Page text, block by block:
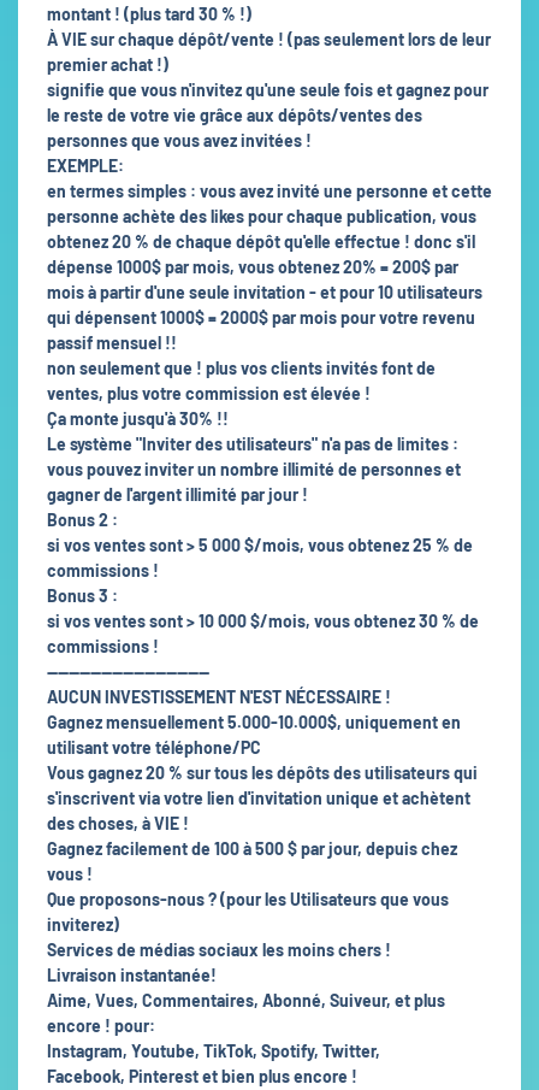
montant ! (plus tard 30 % !)
À VIE sur chaque dépôt/vente ! (pas seulement lors de leur
premier achat !)
signifie que vous n'invitez qu'une seule fois et gagnez pour
le reste de votre vie grâce aux dépôts/ventes des
personnes que vous avez invitées !
EXEMPLE:
en termes simples : vous avez invité une personne et cette
personne achète des likes pour chaque publication, vous
obtenez 20 % de chaque dépôt qu'elle effectue ! donc s'il
dépense 1000$ par mois, vous obtenez 20% = 200$ par
mois à partir d'une seule invitation - et pour 10 utilisateurs
qui dépensent 1000$ = 2000$ par mois pour votre revenu
passif mensuel !!
non seulement que ! plus vos clients invités font de
ventes, plus votre commission est élevée !
Ça monte jusqu'à 30% !!
Le système "Inviter des utilisateurs" n'a pas de limites :
vous pouvez inviter un nombre illimité de personnes et
gagner de l'argent illimité par jour !
Bonus 2 :
si vos ventes sont > 5 000 $/mois, vous obtenez 25 % de
commissions !
Bonus 3 :
si vos ventes sont > 10 000 $/mois, vous obtenez 30 % de
commissions !
------------------------------
AUCUN INVESTISSEMENT N'EST NÉCESSAIRE !
Gagnez mensuellement 5.000-10.000$, uniquement en
utilisant votre téléphone/PC
Vous gagnez 20 % sur tous les dépôts des utilisateurs qui
s'inscrivent via votre lien d'invitation unique et achètent
des choses, à VIE !
Gagnez facilement de 100 à 500 $ par jour, depuis chez
vous !
Que proposons-nous ? (pour les Utilisateurs que vous
inviterez)
Services de médias sociaux les moins chers !
Livraison instantanée!
Aime, Vues, Commentaires, Abonné, Suiveur, et plus
encore ! pour:
Instagram, Youtube, TikTok, Spotify, Twitter,
Facebook, Pinterest et bien plus encore !